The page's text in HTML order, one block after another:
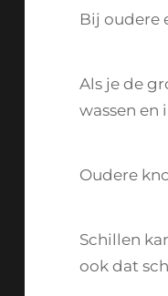
Bij oudere
Als je de
wassen en
Oudere
Schillen
ook dat